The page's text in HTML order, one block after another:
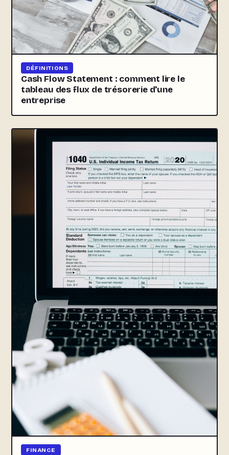
DÉFINITIONS
Cash Flow Statement : comment lire le
tableau des flux de trésorerie d'une
entreprise
FINANCE